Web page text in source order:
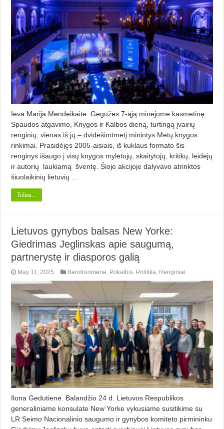
Ieva Marija Mendeikaitė. Gegužės 7-ąją minėjome kasmetinę
Spaudos atgavimo, Knygos ir Kalbos dieną, turtingą įvairių
renginių; vienas iš jų – dvidešimtmetį minintys Metų knygos
rinkimai. Prasidėjęs 2005-aisiais, iš kuklaus formato šis
renginys išaugo į visų knygos mylėtojų, skaitytojų, kritikų, leidėjų
ir autorių laukiamą šventę. Šioje akcijoje dalyvavo atrinktos
šiuolaikinių lietuvių …
Toliau...
Lietuvos gynybos balsas New Yorke:
Giedrimas Jeglinskas apie saugumą,
partnerystę ir diasporos galią
May 11, 2025 Bendruomenė Pokalbis Politika Renginiai
Ilona Gedutienė. Balandžio 24 d. Lietuvos Respublikos
generaliniame konsulate New Yorke vykusiame susitikime su
LR Seimo Nacionalinio saugumo ir gynybos komiteto pirmininku